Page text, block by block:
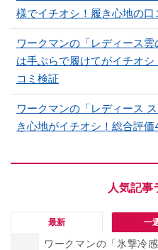
様でイチオシ！履き心地の口
ワークマンの「レディース雲
は手ぶらで履けてがイチオ
コミ検証
ワークマンの「レディース
き心地がイチオシ！総合評
最新 一
ワークマンの「氷撃冷